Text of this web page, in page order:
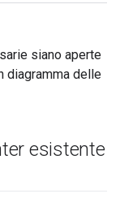
siano aperte
diagramma delle
esistente